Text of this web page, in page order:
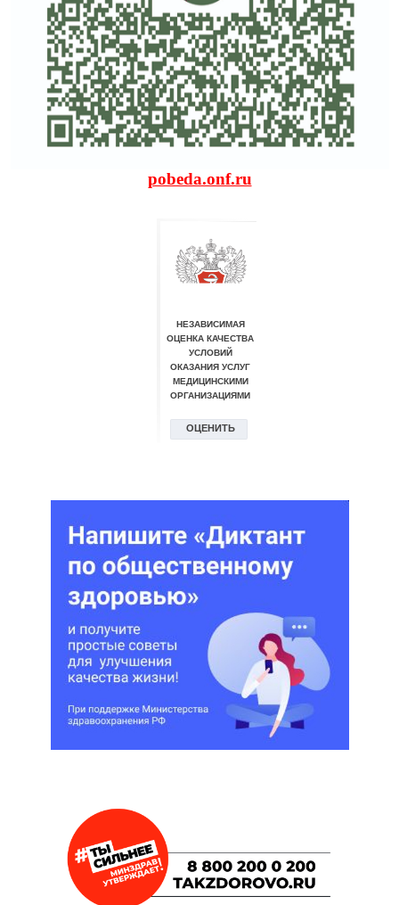
pobeda.onf.ru